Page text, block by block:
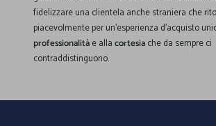
fidelizzare una clientela anche straniera che
piacevolmente per un'esperienza d'acquisto
professionalitàe allacortesiache da sempre ci
contraddistinguono.